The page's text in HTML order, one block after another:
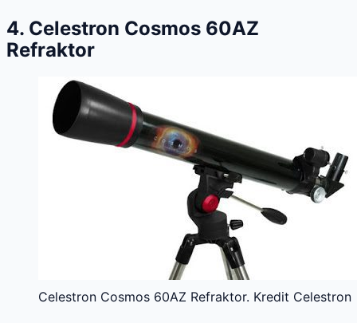
4. Celestron Cosmos 60AZ
Refraktor
Celestron Cosmos 60AZ Refraktor. Kredit Celestron